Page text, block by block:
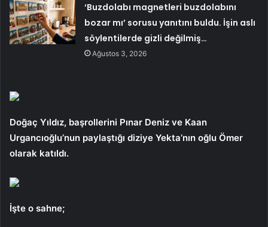
‘Buzdolabı magnetleri buzdolabını
bozar mı’ sorusu yanıtını buldu. İşin aslı
söylentilerde gizli değilmiş…
Ağustos 3, 2026
Doğaç Yıldız, başrollerini Pınar Deniz ve Kaan
Urgancıoğlu’nun paylaştığı diziye Yekta’nın oğlu Ömer
olarak katıldı.
İşte o sahne;